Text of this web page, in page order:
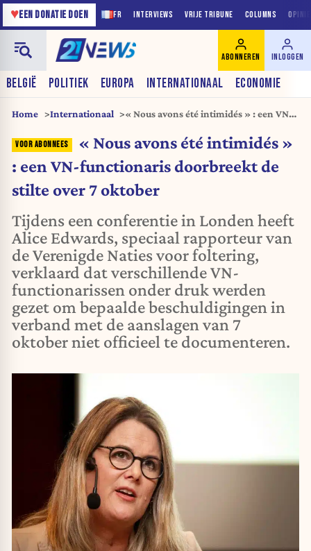
FR INTERVIEWS VRIJE TRIBUNE COLUMNS
♥EEN DONATIE DOEN
BELGIË POLITIEK EUROPA INTERNATIONAAL ECONOMIE
ABONNEREN INLOGGEN
Home Internationaal
« Nous avons été intimidés » : een VN-
oktober
« Nous avons été intimidés »
: een VN-functionaris doorbreekt de
stilte over 7 oktober
Tijdens een conferentie in Londen heeft
Alice Edwards, speciaal rapporteur van
de Verenigde Naties voor foltering,
verklaard dat verschillende VN-
functionarissen onder druk werden
gezet om bepaalde beschuldigingen in
verband met de aanslagen van 7
oktober niet officieel te documenteren.